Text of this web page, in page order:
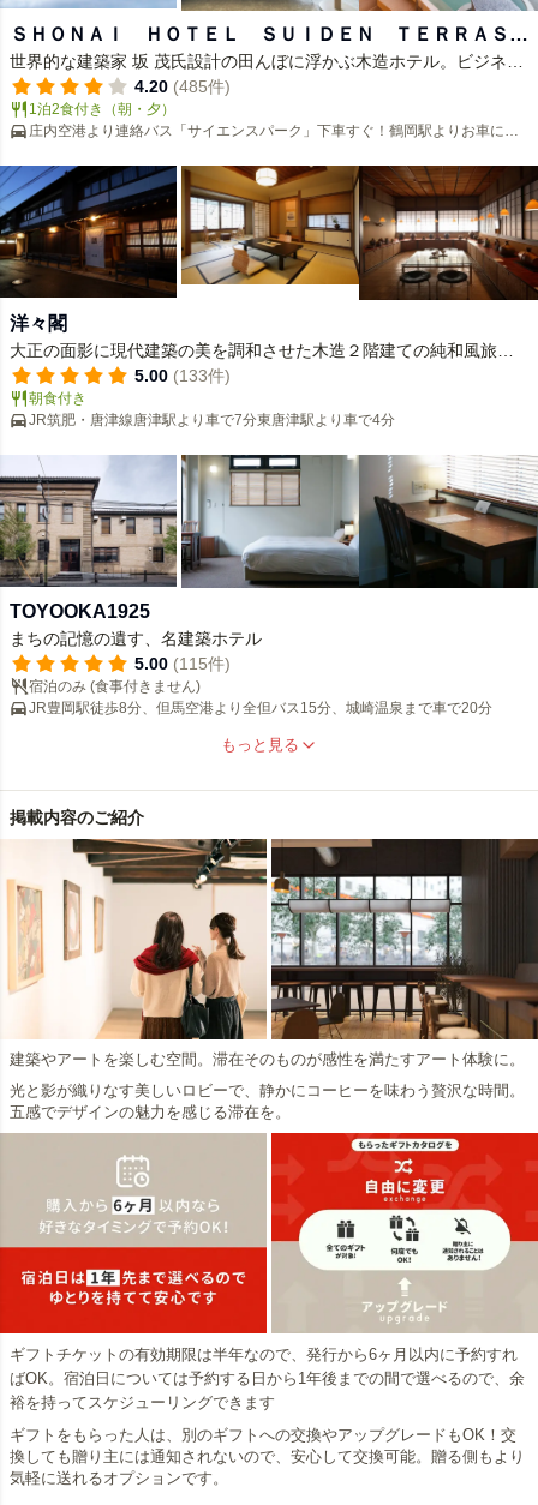
ＳＨＯＮＡＩ ＨＯＴＥＬ ＳＵＩＤＥＮ ＴＥＲＲＡＳＳ
Ｅ
世界的な建築家 坂 茂氏設計の田んぼに浮かぶ木造ホテル。ビジネス
にもレジャーにも最適。
4.20 (485件)
1泊2食付き（朝・夕）
庄内空港より連絡バス「サイエンスパーク」下車すぐ！鶴岡駅よりお車にて
洋々閣
大正の面影に現代建築の美を調和させた木造２階建ての純和風旅
館。夕食は玄界灘の新鮮な魚介類の会席。
5.00 (133件)
朝食付き
JR筑肥・唐津線唐津駅より車で7分東唐津駅より車で4分
TOYOOKA1925
まちの記憶の遺す、名建築ホテル
5.00 (115件)
宿泊のみ (食事付きません)
JR豊岡駅徒歩8分、但馬空港より全但バス15分、城崎温泉まで車で20分
もっと見る
掲載内容のご紹介
建築やアートを楽しむ空間。滞在そのものが感性を満たすアート体験に。
光と影が織りなす美しいロビーで、静かにコーヒーを味わう贅沢な時間。
五感でデザインの魅力を感じる滞在を。
ギフトチケットの有効期限は半年なので、発行から6ヶ月以内に予約すれ
ばOK。宿泊日については予約する日から1年後までの間で選べるので、余
裕を持ってスケジューリングできます
ギフトをもらった人は、別のギフトへの交換やアップグレードもOK！交
換しても贈り主には通知されないので、安心して交換可能。贈る側もより
気軽に送れるオプションです。